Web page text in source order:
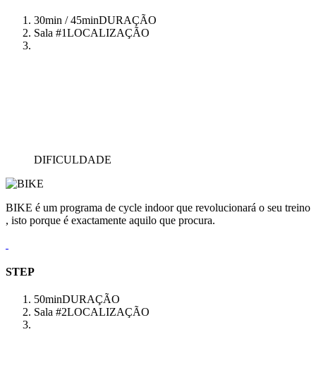
30min / 45minDURAÇÃO
Sala #1LOCALIZAÇÃO
DIFICULDADE
BIKE é um programa de cycle indoor que revolucionará o seu treino
, isto porque é exactamente aquilo que procura.
STEP
50minDURAÇÃO
Sala #2LOCALIZAÇÃO